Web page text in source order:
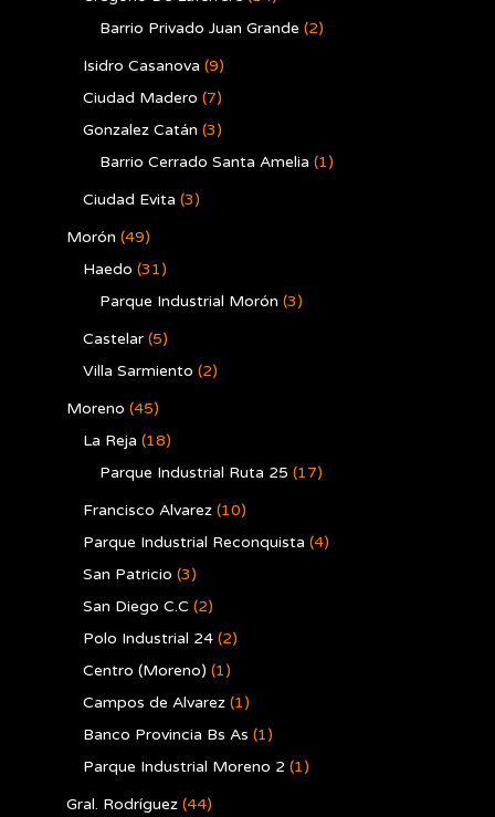
Barrio Privado Juan Grande (2)
Isidro Casanova (9)
Ciudad Madero (7)
Gonzalez Catán (3)
Barrio Cerrado Santa Amelia (1)
Ciudad Evita (3)
Morón (49)
Haedo (31)
Parque Industrial Morón (3)
Castelar (5)
Villa Sarmiento (2)
Moreno (45)
La Reja (18)
Parque Industrial Ruta 25 (17)
Francisco Alvarez (10)
Parque Industrial Reconquista (4)
San Patricio (3)
San Diego C.C (2)
Polo Industrial 24 (2)
Centro (Moreno) (1)
Campos de Alvarez (1)
Banco Provincia Bs As (1)
Parque Industrial Moreno 2 (1)
Gral. Rodríguez (44)